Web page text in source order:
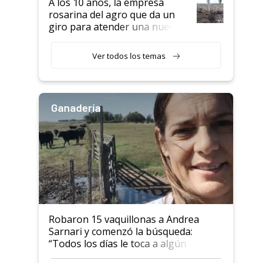
rosarina del agro que da un
giro para atender una nueva
Ver todos los temas
Ganadería
Robaron 15 vaquillonas a Andrea
Sarnari y comenzó la búsqueda:
“Todos los días le toca a algún
productor”